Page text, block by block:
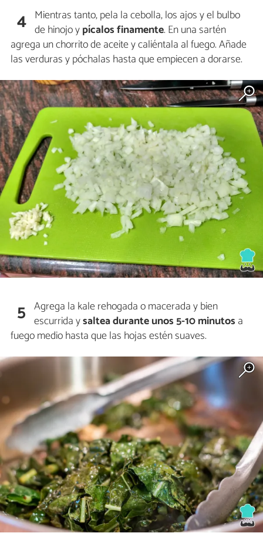
4 Mientras tanto, pela la cebolla, los ajos y el bulbo
de hinojo ypícalos finamente. En una sartén
agrega un chorrito de aceite y caliéntala al fuego. Añade
las verduras y póchalas hasta que empiecen a dorarse.
5 Agrega la kale rehogada o macerada y bien
escurrida ysaltea durante unos 5-10 minutos a
fuego medio hasta que las hojas estén suaves.